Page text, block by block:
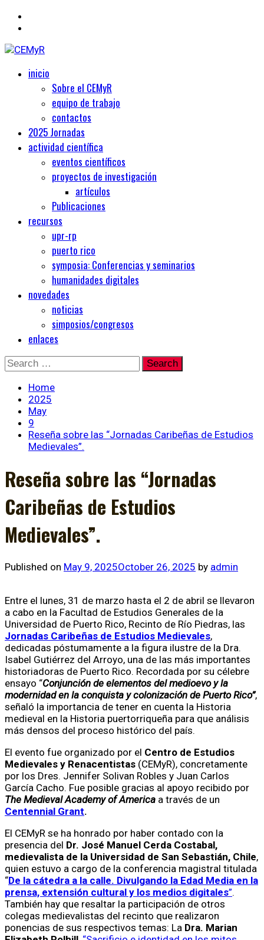
CEMyR
Centro de Estudios Medievales y Renacentistas
Primaryinicio
Sobre el CEMyR
equipo de trabajo
contactos
2025 Jornadas
actividad científica
eventos científicos
proyectos de investigación
artículos
Publicaciones
recursos
upr-rp
puerto rico
symposia: Conferencias y seminarios
humanidades digitales
novedades
noticias
simposios/congresos
enlaces
Skip
to
content
Search
for:
Home
2025
May
9
Reseña sobre las “Jornadas Caribeñas de Estudios
Medievales”.
Reseña sobre las “Jornadas
Caribeñas de Estudios
Medievales”.
Published on May 9, 2025October 26, 2025 by admin
Entre el lunes, 31 de marzo hasta el 2 de abril se llevaron
a cabo en la Facultad de Estudios Generales de la
Universidad de Puerto Rico, Recinto de Río Piedras, las
Jornadas Caribeñas de Estudios Medievales,
dedicadas póstumamente a la figura ilustre de la Dra.
Isabel Gutiérrez del Arroyo, una de las más importantes
historiadoras de Puerto Rico. Recordada por su célebre
ensayo “Conjunción de elementos del medioevo y la
modernidad en la conquista y colonización de Puerto Rico”,
señaló la importancia de tener en cuenta la Historia
medieval en la Historia puertorriqueña para que análisis
más densos del proceso histórico del país.
El evento fue organizado por el Centro de Estudios
Medievales y Renacentistas (CEMyR), concretamente
por los Dres. Jennifer Solivan Robles y Juan Carlos
García Cacho. Fue posible gracias al apoyo recibido por
The Medieval Academy of America a través de un
Centennial Grant.
El CEMyR se ha honrado por haber contado con la
presencia del Dr. José Manuel Cerda Costabal,
medievalista de la Universidad de San Sebastián, Chile,
quien estuvo a cargo de la conferencia magistral titulada
“De la cátedra a la calle. Divulgando la Edad Media en la
prensa, extensión cultural y los medios digitales”.
También hay que resaltar la participación de otros
colegas medievalistas del recinto que realizaron
ponencias de sus respectivos temas: La Dra. Marian